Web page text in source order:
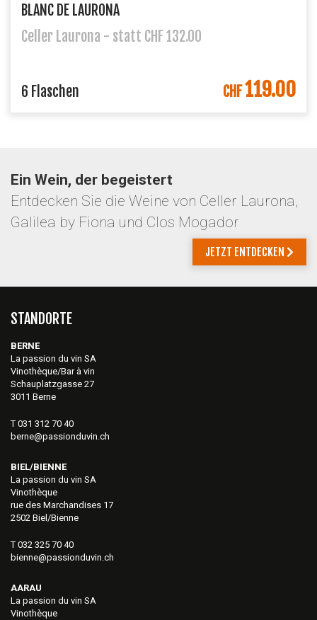
BLANC DE LAURONA
Celler Laurona - statt CHF 132.00
6 Flaschen CHF119.00
Ein Wein, der begeistert
Entdecken Sie die Weine von Celler Laurona,
Galilea by Fiona und Clos Mogador
JETZT ENTDECKEN
STANDORTE
BERNE
La passion du vin SA
Vinothèque/Bar à vin
Schauplatzgasse 27
3011 Berne
T 031 312 70 40
berne@passionduvin.ch
BIEL/BIENNE
La passion du vin SA
Vinothèque
rue des Marchandises 17
2502 Biel/Bienne
T 032 325 70 40
bienne@passionduvin.ch
AARAU
La passion du vin SA
Vinothèque